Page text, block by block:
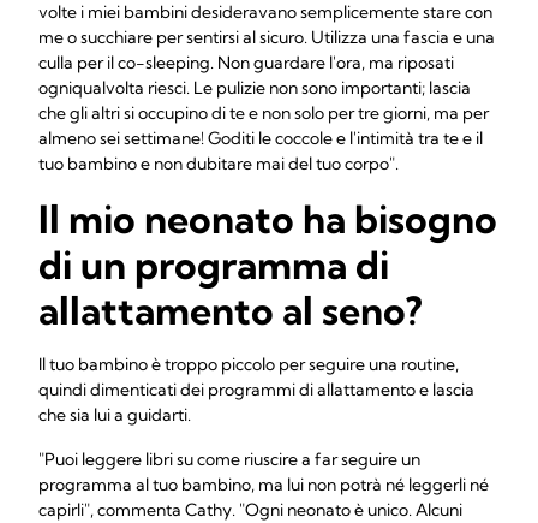
volte i miei bambini desideravano semplicemente stare con
me o succhiare per sentirsi al sicuro. Utilizza una fascia e una
culla per il co-sleeping. Non guardare l'ora, ma riposati
ogniqualvolta riesci. Le pulizie non sono importanti; lascia
che gli altri si occupino di te e non solo per tre giorni, ma per
almeno sei settimane! Goditi le coccole e l'intimità tra te e il
tuo bambino e non dubitare mai del tuo corpo".
Il mio neonato ha bisogno
di un programma di
allattamento al seno?
Il tuo bambino è troppo piccolo per seguire una routine,
quindi dimenticati dei programmi di allattamento e lascia
che sia lui a guidarti.
"Puoi leggere libri su come riuscire a far seguire un
programma al tuo bambino, ma lui non potrà né leggerli né
capirli", commenta Cathy. "Ogni neonato è unico. Alcuni